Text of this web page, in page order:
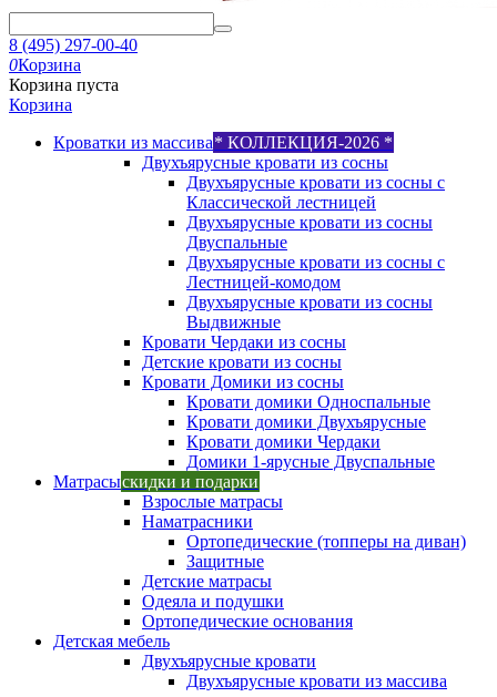
8 (495) 297-00-40
0Корзина
Корзина пуста
Корзина
Кроватки из массива* КОЛЛЕКЦИЯ-2026 *
Двухъярусные кровати из сосны
Двухъярусные кровати из сосны с
Классической лестницей
Двухъярусные кровати из сосны
Двуспальные
Двухъярусные кровати из сосны с
Лестницей-комодом
Двухъярусные кровати из сосны
Выдвижные
Кровати Чердаки из сосны
Детские кровати из сосны
Кровати Домики из сосны
Кровати домики Односпальные
Кровати домики Двухъярусные
Кровати домики Чердаки
Домики 1-ярусные Двуспальные
Матрасыскидки и подарки
Взрослые матрасы
Наматрасники
Ортопедические (топперы на диван)
Защитные
Детские матрасы
Одеяла и подушки
Ортопедические основания
Детская мебель
Двухъярусные кровати
Двухъярусные кровати из массива